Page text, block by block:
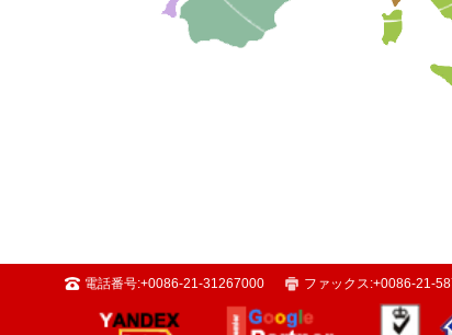
電話番号:+0086-21-31267000 ファックス:+0086-21-